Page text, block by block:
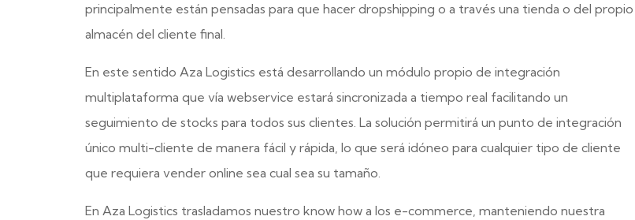
principalmente están pensadas para que hacer dropshipping o a través una tienda o del propio
almacén del cliente final.
En este sentido Aza Logistics está desarrollando un módulo propio de integración
multiplataforma que vía webservice estará sincronizada a tiempo real facilitando un
seguimiento de stocks para todos sus clientes. La solución permitirá un punto de integración
único multi-cliente de manera fácil y rápida, lo que será idóneo para cualquier tipo de cliente
que requiera vender online sea cual sea su tamaño.
En Aza Logistics trasladamos nuestro know how a los e-commerce, manteniendo nuestra